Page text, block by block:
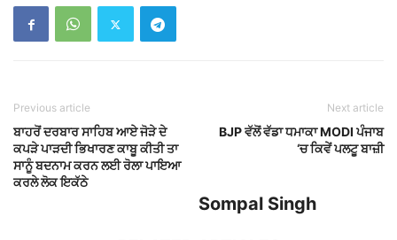
Previous article
ਬਾਹਰੋਂ ਦਰਬਾਰ ਸਾਹਿਬ ਆਏ ਜੋੜੇ ਦੇ
ਕਪੜੇ ਪਾੜਦੀ ਭਿਖਾਰਣ ਕਾਬੂ ਕੀਤੀ ਤਾ
ਸਾਨੂੰ ਬਦਨਾਮ ਕਰਨ ਲਈ ਰੋਲਾ ਪਾਇਆ
ਕਰਲੇ ਲੋਕ ਇਕੱਠੇ
Next article
BJP ਵੱਲੋਂ ਵੱਡਾ ਧਮਾਕਾ MODI ਪੰਜਾਬ
‘ਚ ਕਿਵੇਂ ਪਲਟੂ ਬਾਜ਼ੀ
Sompal Singh